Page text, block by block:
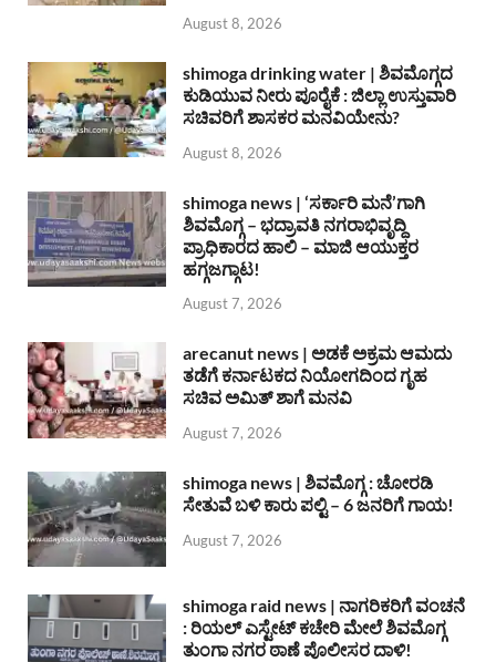
August 8, 2026
shimoga drinking water | ಶಿವಮೊಗ್ಗದ
ಕುಡಿಯುವ ನೀರು ಪೂರೈಕೆ : ಜಿಲ್ಲಾ ಉಸ್ತುವಾರಿ
ಸಚಿವರಿಗೆ ಶಾಸಕರ ಮನವಿಯೇನು?
August 8, 2026
shimoga news | ‘ಸರ್ಕಾರಿ ಮನೆ’ಗಾಗಿ
ಶಿವಮೊಗ್ಗ – ಭದ್ರಾವತಿ ನಗರಾಭಿವೃದ್ದಿ
ಪ್ರಾಧಿಕಾರದ ಹಾಲಿ – ಮಾಜಿ ಆಯುಕ್ತರ
ಹಗ್ಗಜಗ್ಗಾಟ!
August 7, 2026
arecanut news | ಅಡಕೆ ಅಕ್ರಮ ಆಮದು
ತಡೆಗೆ ಕರ್ನಾಟಕದ ನಿಯೋಗದಿಂದ ಗೃಹ
ಸಚಿವ ಅಮಿತ್ ಶಾಗೆ ಮನವಿ
August 7, 2026
shimoga news | ಶಿವಮೊಗ್ಗ : ಚೋರಡಿ
ಸೇತುವೆ ಬಳಿ ಕಾರು ಪಲ್ಟಿ – 6 ಜನರಿಗೆ ಗಾಯ!
August 7, 2026
shimoga raid news | ನಾಗರಿಕರಿಗೆ ವಂಚನೆ
: ರಿಯಲ್ ಎಸ್ಟೇಟ್ ಕಚೇರಿ ಮೇಲೆ ಶಿವಮೊಗ್ಗ
ತುಂಗಾ ನಗರ ಠಾಣೆ ಪೊಲೀಸರ ದಾಳಿ!